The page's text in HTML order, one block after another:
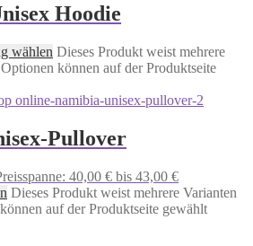
Hoodie
wählen Dieses Produkt weist mehrere
können auf der Produktseite
Pullover
40,00 € bis 43,00 €
Dieses Produkt weist mehrere Varianten
auf der Produktseite gewählt